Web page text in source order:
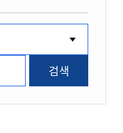
검색